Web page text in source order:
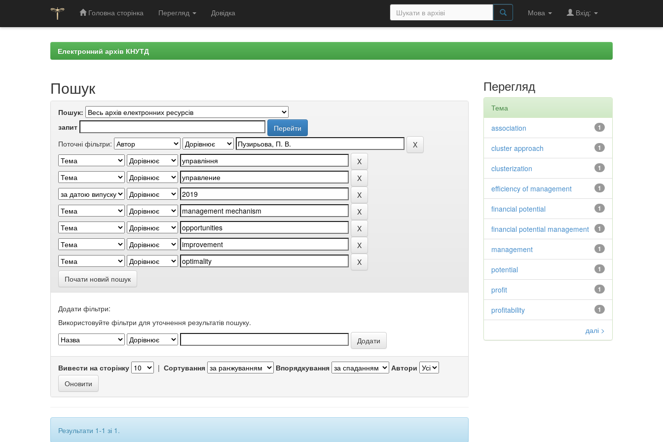
Головна сторінка Перегляд Довідка Мова Вхід:
Електронний архів КНУТД
Пошук
Пошук:
запит
Поточні фільтри:
Почати новий пошук
Додати фільтри:
Використовуйте фільтри для уточнення результатів пошуку.
Вивести на сторінку | Сортування Впорядкування Автори
Результати 1-1 зі 1.
Перегляд
Тема
1
association
1
cluster approach
1
clusterization
1
efficiency of management
1
financial potential
1
financial potential management
1
management
1
potential
1
profit
1
profitability
далі >